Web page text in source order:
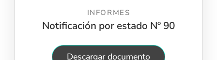
INFORMES
Notificación por estado Nº 90
Descargar documento